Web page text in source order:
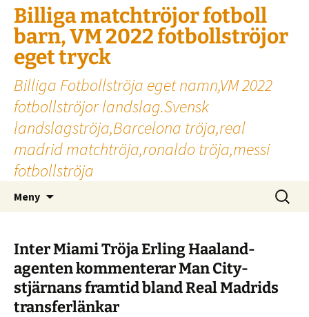
Billiga matchtröjor fotboll
barn, VM 2022 fotbollströjor
eget tryck
Billiga Fotbollströja eget namn,VM 2022
fotbollströjor landslag.Svensk
landslagströja,Barcelona tröja,real
madrid matchtröja,ronaldo tröja,messi
fotbollströja
Meny
Sök
efter:
Inter Miami Tröja Erling Haaland-
agenten kommenterar Man City-
stjärnans framtid bland Real Madrids
transferlänkar